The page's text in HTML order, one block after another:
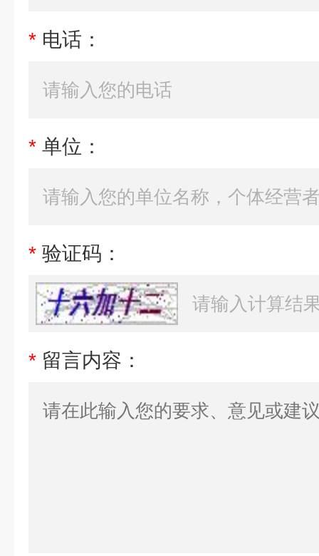
* 电话：
* 单位：
* 验证码：
* 留言内容：